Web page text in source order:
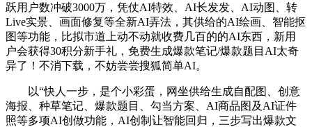
跃用户数冲破3000万，凭仗AI特效、AI长发发、AI动图、转
Live实景、画面修复等全新AI弄法，其供给的AI绘画、智能抠
图等功能，比拟市道上动不动就收费几百的的AI东西，新用
户会获得30积分新手礼，免费生成爆款笔记/爆款题目AI太奇
异了！不消下载，不妨尝尝搜狐简单AI。
以“快人一步，是个小彩蛋，网坐供给生成自配图、创意
海报、种草笔记、爆款题目、勾当方案、AI商品图及AI证件
照等多项AI创做功能，AI创制让智能回归，三步写出爆款文